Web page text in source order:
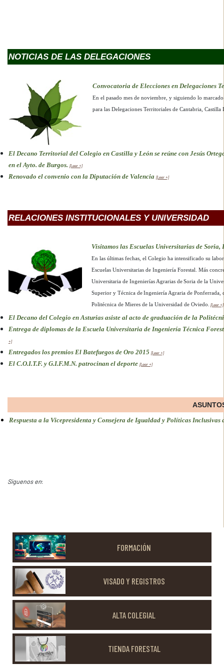
NOTICIAS DE LAS DELEGACIONES
Convocatoria de Elecciones en Delegaciones
En el pasado mes de noviembre, y siguiendo lo
para las Delegaciones Territoriales de Cantabria,
El Decano Territorial del Colegio en Castilla y León se reúne con Jesús
en el Ayto. de Burgos. [Leer +]
Renovado el convenio con la Diputación de Valencia [Leer +]
RELACIONES INSTITUCIONALES Y UNIVERSIDAD
Visitamos las Escuelas Universitarias de Soria,
En las últimas fechas, el Colegio ha intensificado su
Escuelas Universitarias de Ingeniería Forestal. Más
Universitaria de Ingenierías Agrarias deSoria de la
Superior y Técnica deIngeniería Agraria de Ponferrada,
Politécnica de Mieres de la Universidad de Oviedo.
[Leer +]
El Decano del Colegio en Asturias asiste al acto de graduación de la
Entrega de diplomas de la Escuela Universitaria de Ingeniería Técnica
+]
Entregados los premios El Batefuegos de Oro 2015 [Leer +]
El C.O.I.T.F. y G.I.F.M.N. patrocinan el deporte [Leer +]
Respuesta a la Vicepresidenta y Consejera de Igualdad y Políticas
Siguenos en:
FORMACIÓN
VISADO Y REGISTROS
ALTA COLEGIAL
TIENDA FORESTAL